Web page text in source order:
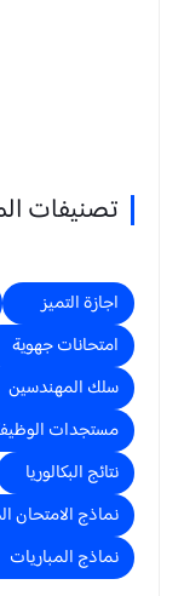
تصنيفات
اجازة التميز
امتحانات جهوية
سلك المهندسين
مستجدات
نتائج البكالوريا
نماذج الامتحان
نماذج المباريات